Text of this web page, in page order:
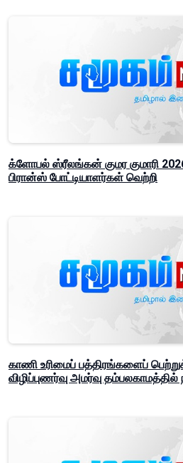
க்ளோபல் ஸ்ரீலங்கன் குமர குமாரி
பிரான்ஸ் போட்டியாளர்கள் வெற்றி
காணி உரிமைப் பத்திரங்களைப்
விழிப்புணர்வு அமர்வு